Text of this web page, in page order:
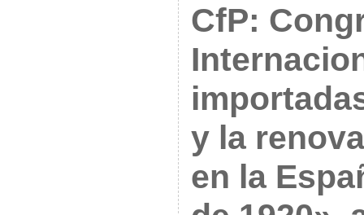
CfP:
y la
en la